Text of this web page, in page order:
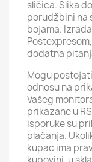
sličica. Slika
porudžbini na
bojama.
dodatna
Mogu
odnosu na
Vašeg
prikazane u
isporuke su
plaćanja.
kupac ima